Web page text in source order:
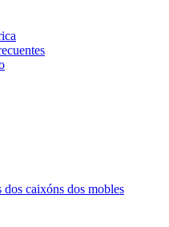
dos caixóns dos mobles